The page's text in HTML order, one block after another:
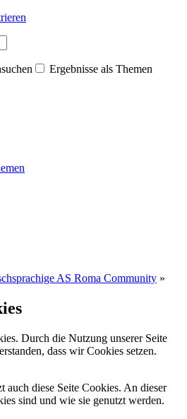
Ergebnisse als Themen
AS Roma Community »
Durch die Nutzung unserer Seite
dass wir Cookies setzen.
auch diese Seite Cookies. An dieser
sind und wie sie genutzt werden.